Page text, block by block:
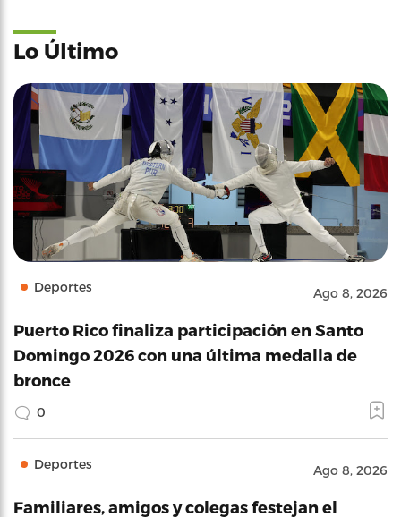
Lo Último
Deportes Ago 8, 2026
Puerto Rico finaliza participación en Santo
Domingo 2026 con una última medalla de
bronce
0
Deportes Ago 8, 2026
Familiares, amigos y colegas festejan el